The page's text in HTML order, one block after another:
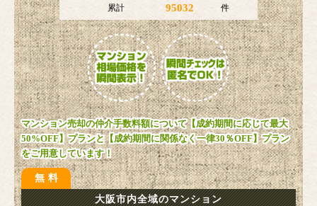
累計 95032 件
マンション売却の仲介手数料額について【成約期間に応じて最大
50%OFF】プランと【成約期間に関係なく一律30％OFF】プラン
をご用意しています！
無料
大阪市内全域のマンション